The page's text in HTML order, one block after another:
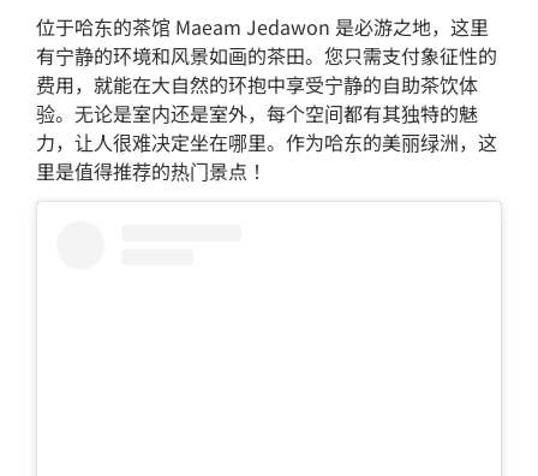
位于哈东的茶馆 Maeam Jedawon 是必游之地，这里
有宁静的环境和风景如画的茶田。您只需支付象征性的
费用，就能在大自然的环抱中享受宁静的自助茶饮体
验。无论是室内还是室外，每个空间都有其独特的魅
力，让人很难决定坐在哪里。作为哈东的美丽绿洲，这
里是值得推荐的热门景点！